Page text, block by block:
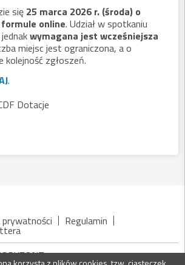
się 25 marca 2026 r. (środa) o
online. Udział w spotkaniu
wymagana jest wcześniejsza
miejsc jest ograniczona, a o
kolejność zgłoszeń.
.
Dotacje
Regulamin